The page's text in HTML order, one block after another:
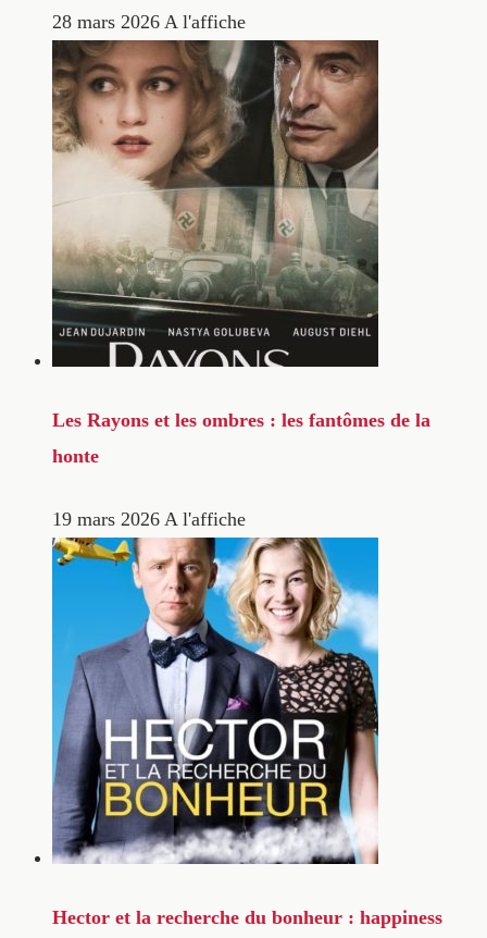
28 mars 2026 A l'affiche
Les Rayons et les ombres : les fantômes de la
honte
19 mars 2026 A l'affiche
Hector et la recherche du bonheur : happiness